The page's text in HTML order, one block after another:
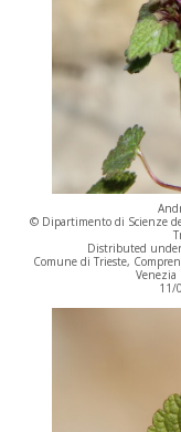
© Dipartimento di Scienze
Distributed under
Comune di Trieste,
11/